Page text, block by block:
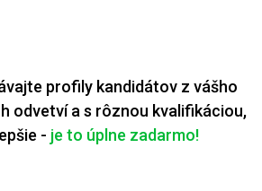
profily kandidátov z vášho
odvetví a s rôznou kvalifikáciou,
- je to úplne zadarmo!